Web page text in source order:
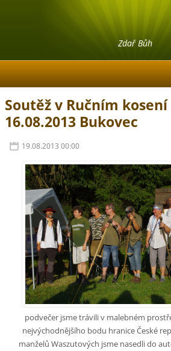
Zdař Bůh
Soutěž v Ručním
16.08.2013 Bukovec
19.08.2013 00:00
podvečer jsme trávili v malebném
nejvýchodnějšího bodu hranice České
manželů Waszutových jsme nasedli do